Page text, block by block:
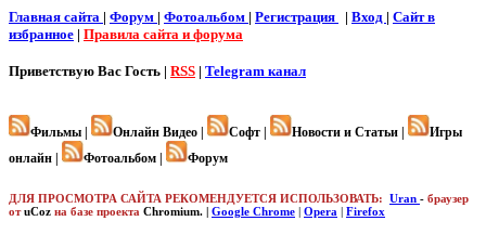
Главная сайта | Форум | Фотоальбом | Регистрация | Вход | Cайт в
избранное | Правила сайта и форума
Приветствую Вас Гость | RSS | Telegram канал
Фильмы | Онлайн Видео | Софт | Новости и Статьи |
Игры
онлайн |
Фотоальбом | Форум
ДЛЯ ПРОСМОТРА САЙТА РЕКОМЕНДУЕТСЯ ИСПОЛЬЗОВАТЬ: Uran - браузер
отuCoz на базе проекта Chromium. | Google Chrome | Opera | Firefox